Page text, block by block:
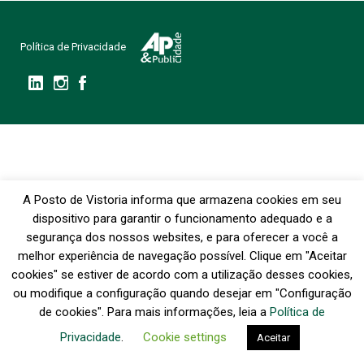
Política de Privacidade
A Posto de Vistoria informa que armazena cookies em seu
dispositivo para garantir o funcionamento adequado e a
segurança dos nossos websites, e para oferecer a você a
melhor experiência de navegação possível. Clique em "Aceitar
cookies" se estiver de acordo com a utilização desses cookies,
ou modifique a configuração quando desejar em "Configuração
de cookies". Para mais informações, leia a Política de
Privacidade. Cookie settings Aceitar